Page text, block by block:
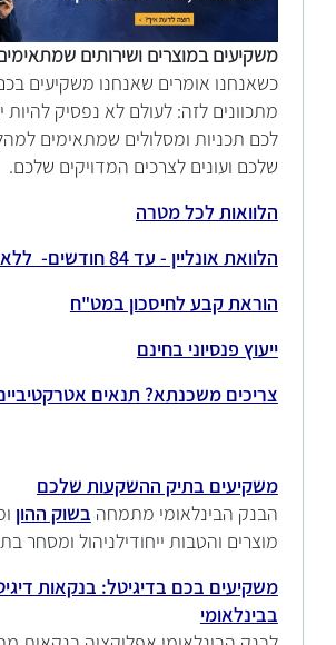
משקיעים במוצרים ושירותים
כשאנחנו אומרים שאנחנו משקיעים
מתכוונים לזה: לעולם לא נפסיק להיות
לכם תכניות ומסלולים שמתאימים
שלכם ועונים לצרכים המדויקים שלכם.
הלוואות לכל מטרה
הלוואת אונליין - עד 84 חודשים- ללא ערבים
הוראת קבע לחיסכון במט"ח
ייעוץ פנסיוני בחינם
צריכים משכנתא? תנאים
משקיעים בתיק ההשקעות שלכם
הבנק הבינלאומי מתמחה בשוק ההון
מוצרים והטבות ייחודילניהול ומסחר
משקיעים בכם בדיגיטל: בנקאות
בבינלאומי